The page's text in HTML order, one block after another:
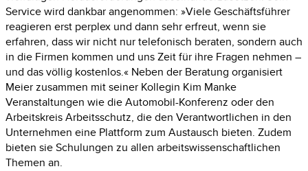
Servicewird dankbar angenommen: »VieleGeschäftsführer
reagieren erst perplex und dann sehr erfreut, wenn sie
erfahren, dass wir nicht nur telefonisch beraten, sondern auch
in die Firmen kommen und uns Zeit für ihre Fragen nehmen –
und das völlig kostenlos.« Neben der Beratung organisiert
Meierzusammen mit seiner Kollegin Kim Manke
Veranstaltungen wie dieAutomobil-Konferenz oder den
Arbeitskreis Arbeitsschutz, die den Verantwortlichen in den
Unternehmen eine Plattform zum Austausch bieten. Zudem
bieten sie Schulungen zu allen arbeitswissenschaftlichen
Themen an.